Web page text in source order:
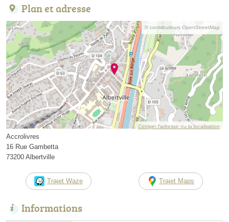
Plan et adresse
© contributeurs OpenStreetMap
Corriger l’adresse ou la localisation
Accrolivres
16 Rue Gambetta
73200 Albertville
Trajet Waze Trajet Maps
Informations